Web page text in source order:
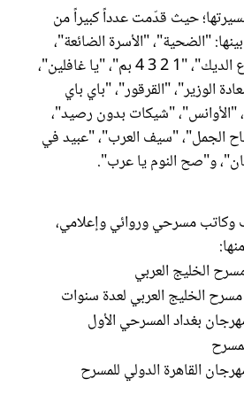
حيث قدّمت عدداً كبيراً من
"الضحية"، "الأسرة الضائعة"،
"فلوس ونفوس"، "ضاع الديك"، "1 2 3 4 بم"، "يا غافلين"،
الوزير"، "القرقور"، "باي باي
"الأوانس"، "شيكات بدون رصيد"،
الجمل"، "سيف العرب"، "عبيد في
و"صح النوم يا عرب".
وكاتب مسرحي وروائي وإعلامي،
الخليج العربي
الخليج العربي لعدة سنوات
بغداد المسرحي الأول
القاهرة الدولي للمسرح